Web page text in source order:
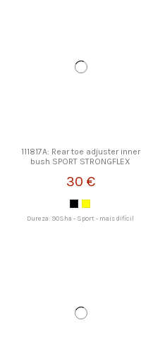
111817A: Rear toe adjuster inner
bush SPORT STRONGFLEX
30 €
Dureza: 90Sha - Sport - mais difícil